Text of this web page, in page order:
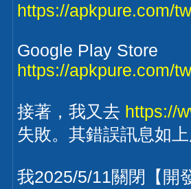
https://apkpure.com/
Google Play Store
https://apkpure.com/
接著，我又去 https://
失敗。其錯誤訊息如
我2025/5/11關閉【開